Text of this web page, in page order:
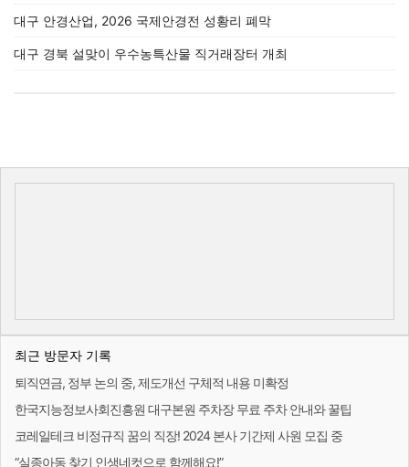
대구 안경산업, 2026 국제안경전 성황리 폐막
대구 경북 설맞이 우수농특산물 직거래장터 개최
최근 방문자 기록
퇴직연금, 정부 논의 중, 제도개선 구체적 내용 미확정
한국지능정보사회진흥원 대구본원 주차장 무료 주차 안내와 꿀팁
코레일테크 비정규직 꿈의 직장! 2024 본사 기간제 사원 모집 중
“실종아동 찾기 인생네컷으로 함께해요!”